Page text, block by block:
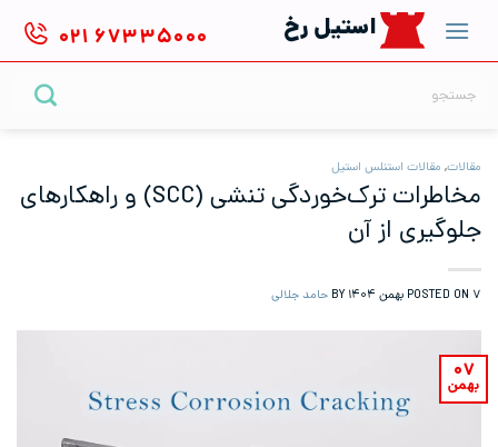
content
استیل رخ ۰۲۱ ۶۷۳۳۵۰۰۰
مقالات, مقالات استنلس استیل
مخاطرات ترک‌خوردگی تنشی (SCC) و راهکارهای
جلوگیری از آن
POSTED ON ۷ بهمن ۱۴۰۴ حامد جلالی
۰۷
بهمن